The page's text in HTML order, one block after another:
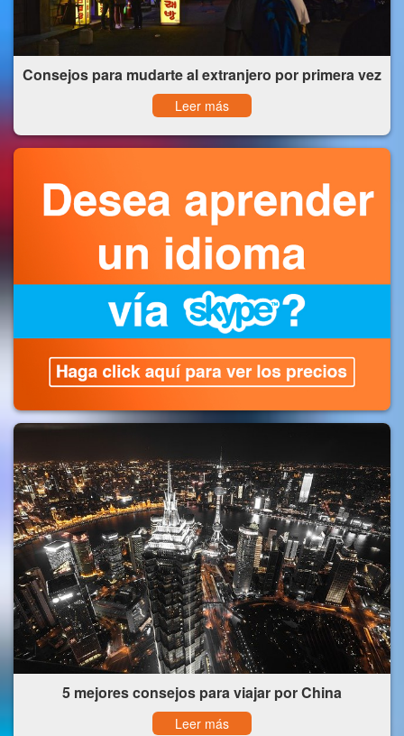
Consejos para mudarte al extranjero por primera vez
Leer más
5 mejores consejos para viajar por China
Leer más